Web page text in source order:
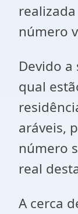
número
Devido
qual
aráveis,
número
real
A cerca